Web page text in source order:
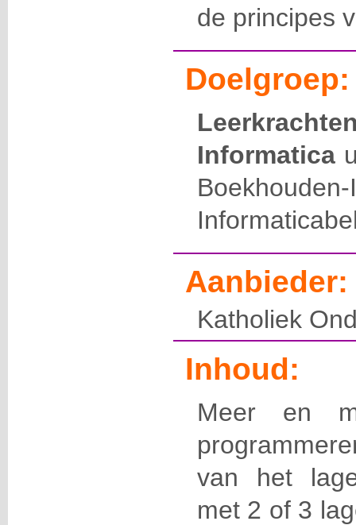
de principes
Doelgroep:
Informatica
Aanbieder:
Katholiek
Inhoud:
Meer en
van het
met 2 of 3